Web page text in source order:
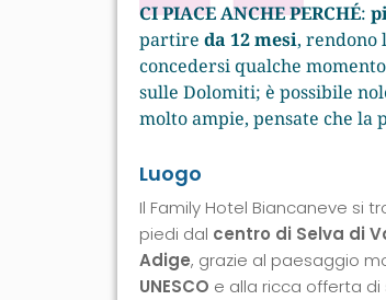
CI PIACE ANCHE PERCHÉ:
partire da 12 mesi, rendono
concedersi qualche
sulle Dolomiti; è possibile
molto ampie, pensate che la
Luogo
Il Family Hotel Biancaneve si
piedi dal centro di Selva di
Adige, grazie al paesaggio
UNESCO e alla ricca offerta